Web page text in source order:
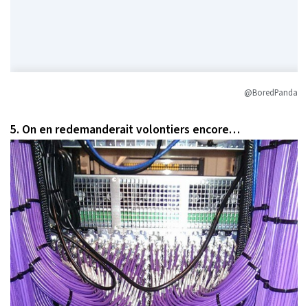
@BoredPanda
5. On en redemanderait volontiers encore…